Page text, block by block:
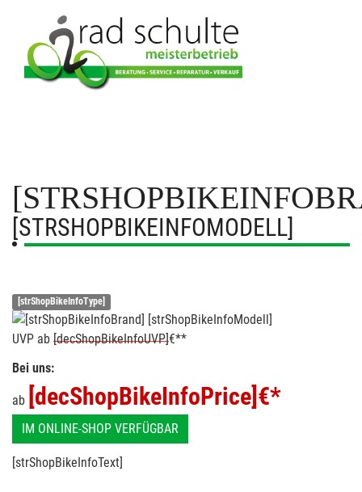
[STRSHOPBIKEINFOMODELL]
[strShopBikeInfoType]
UVP ab [decShopBikeInfoUVP]€**
Bei uns:
ab [decShopBikeInfoPrice] €*
IM ONLINE-SHOP VERFÜGBAR
[strShopBikeInfoText]